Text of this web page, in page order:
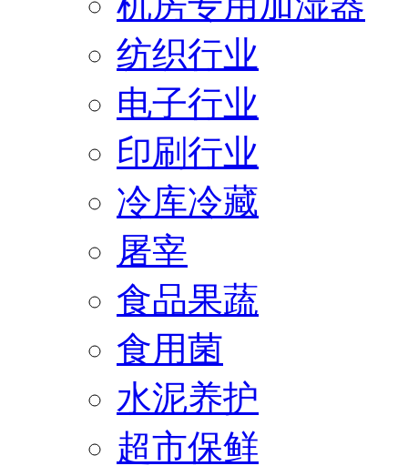
纺织行业
电子行业
印刷行业
冷库冷藏
屠宰
食品果蔬
食用菌
水泥养护
超市保鲜